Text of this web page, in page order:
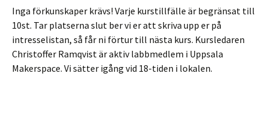
Inga förkunskaper krävs! Varje kurstillfälle är begränsat till
10st. Tar platserna slut ber vi er att skriva upp er på
intresselistan, så får ni förtur till nästa kurs. Kursledaren
Christoffer Ramqvist är aktiv labbmedlem i Uppsala
Makerspace. Vi sätter igång vid 18-tiden i lokalen.